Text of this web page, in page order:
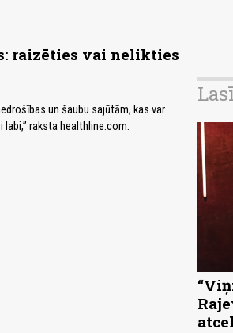
raizēties vai nelikties
un šaubu sajūtām, kas var
raksta healthline.com.